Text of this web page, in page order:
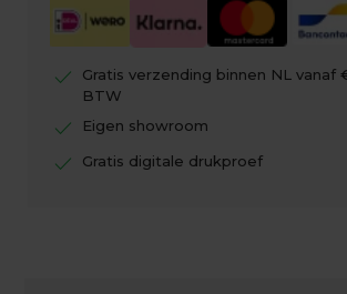
check
Gratis verzending binnen NL vanaf
BTW
check Eigen showroom
check Gratis digitale drukproef